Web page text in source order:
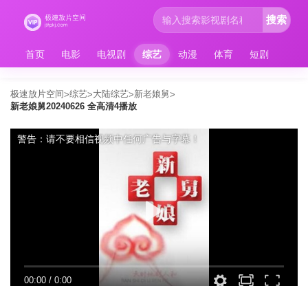
首页 电影 电视剧 综艺 动漫 体育 短剧
搜索
极速放片空间>综艺>大陆综艺>新老娘舅>
新老娘舅20240626 全高清4播放
00:00 / 0:00
警告：请不要相信视频中任何广告与字幕！